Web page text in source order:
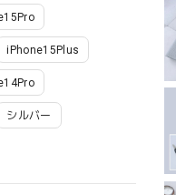
iPhone15Plus
シルバー